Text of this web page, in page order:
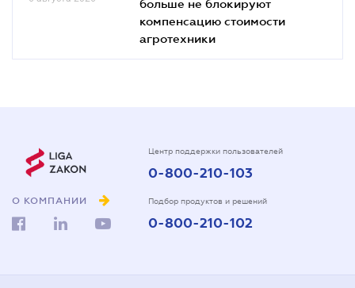
больше не блокируют
компенсацию стоимости
агротехники
О КОМПАНИИ
Центр поддержки пользователей
0-800-210-103
Подбор продуктов и решений
0-800-210-102